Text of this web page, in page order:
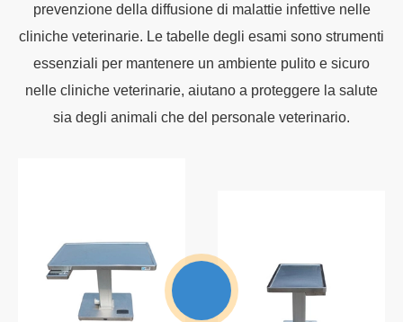
prevenzione della diffusione di malattie infettive nelle
cliniche veterinarie. Le tabelle degli esami sono strumenti
essenziali per mantenere un ambiente pulito e sicuro
nelle cliniche veterinarie, aiutano a proteggere la salute
sia degli animali che del personale veterinario.